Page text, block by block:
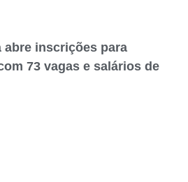
abre inscrições para
73 vagas e salários de